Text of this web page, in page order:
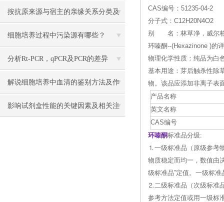
按抗原来源与宿主的亲缘关系分类及
其制备的方法
细胞培养过程中污染源有哪些？
分析Rt-PCR，qPCR及PCR的差异
解说细胞培养中血清的鉴别方法及作
用
影响试剂盒性能的关键因素及相关注
CAS编号：51235-04-2
分子式：C12H20N4O2
别 名：林草净，威尔柏
环嗪酮--(Hexazinone )的
物理化学性质：纯品为白
基本用途：芽后触杀性除
物。该品应添加非离子表
产品名称
英文名称
CAS编号
环嗪酮标准品分级:
⒈一级标准品（原级参考
物质稳定而均一，数值由
级标准品”定值。一级标
⒉二级标准品（次级标准
参考方法定值或用一级标